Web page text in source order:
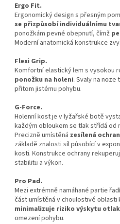
Ergo Fit.
Ergonomický design s přesným
se přizpůsobí individuálnímu
ponožkám pevné obepnutí, čímž
Moderní anatomická konstrukce
Flexi Grip.
Komfortní elastický lem s vysokou
ponožku na holeni. Svaly na
přitom jistému pohybu.
G-Force.
Holenní kost je v lyžařské botě
každým obloukem se tlak střídá od
Precizně umístěná zesílená
základě znalosti síl působící v
kosti. Konstrukce ochrany
stabilitu a výkon.
Pro Pad.
Mezi extrémně namáhané partie
část umístěná v choulostivé oblasti
minimalizuje riziko výskytu
omezení pohybu.